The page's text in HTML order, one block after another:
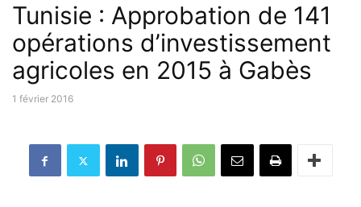
Tunisie : Approbation de 141
opérations d’investissement
agricoles en 2015 à Gabès
1 février 2016